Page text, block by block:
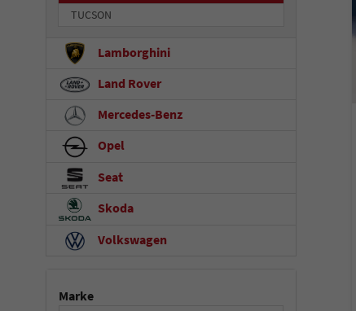
TUCSON
Lamborghini
Land Rover
Mercedes-Benz
Opel
Seat
Skoda
Volkswagen
Marke